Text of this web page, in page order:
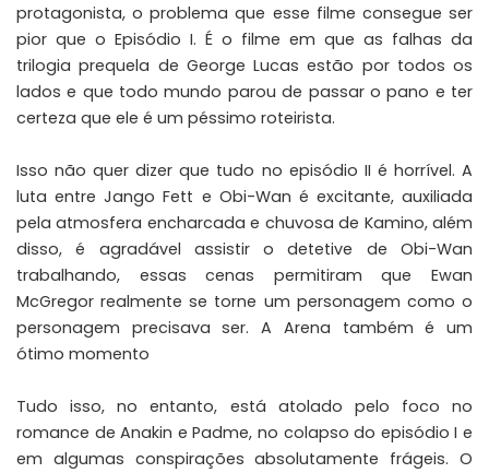
protagonista, o problema que esse filme consegue ser
pior que o Episódio I. É o filme em que as falhas da
trilogia prequela de George Lucas estão por todos os
lados e que todo mundo parou de passar o pano e ter
certeza que ele é um péssimo roteirista.
Isso não quer dizer que tudo no episódio II é horrível. A
luta entre Jango Fett e Obi-Wan é excitante, auxiliada
pela atmosfera encharcada e chuvosa de Kamino, além
disso, é agradável assistir o detetive de Obi-Wan
trabalhando, essas cenas permitiram que Ewan
McGregor realmente se torne um personagem como o
personagem precisava ser. A Arena também é um
ótimo momento
Tudo isso, no entanto, está atolado pelo foco no
romance de Anakin e Padme, no colapso do episódio I e
em algumas conspirações absolutamente frágeis. O